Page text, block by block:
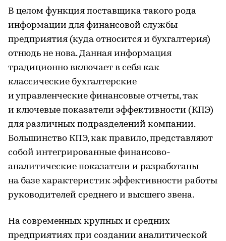
В целом функция поставщика такого рода
информации для финансовой службы
предприятия (куда относится и бухгалтерия)
отнюдь не нова. Данная информация
традиционно включает в себя как
классические бухгалтерские
и управленческие финансовые отчеты, так
и ключевые показатели эффективности (КПЭ)
для различных подразделений компании.
Большинство КПЭ, как правило, представляют
собой интегрированные финансово-
аналитические показатели и разработаны
на базе характеристик эффективности работы
руководителей среднего и высшего звена.
На современных крупных и средних
предприятиях при создании аналитической